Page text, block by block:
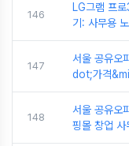
146
LG그램 프
기: 사무용
147
서울 공유오
dot;가격
148
서울 공유오
핑몰 창업 사